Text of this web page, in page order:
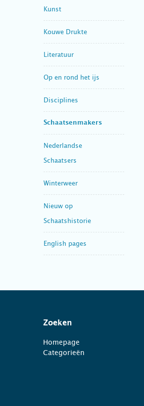
Kunst
Kouwe Drukte
Literatuur
Op en rond het ijs
Disciplines
Schaatsenmakers
Nederlandse
Schaatsers
Winterweer
Nieuw op
Schaatshistorie
English pages
Zoeken
Homepage
Categorieën